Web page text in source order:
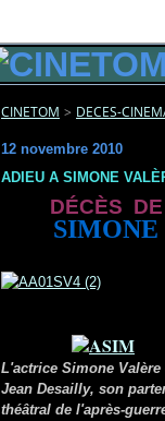
CINETOM > DECES-
12 novembre 2010
ADIEU A SIMONE
DÉCÈS DE
SIMONE
L'actrice Simone Valère
Jean Desailly, son
théâtral de l'après-